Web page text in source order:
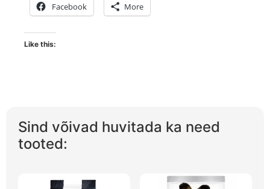
Facebook More
Like this:
Sind võivad huvitada ka need
tooted: